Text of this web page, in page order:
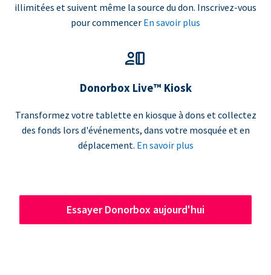
illimitées et suivent même la source du don. Inscrivez-vous
pour commencer En savoir plus
Donorbox Live™ Kiosk
Transformez votre tablette en kiosque à dons et collectez
des fonds lors d'événements, dans votre mosquée et en
déplacement. En savoir plus
Essayer Donorbox aujourd'hui